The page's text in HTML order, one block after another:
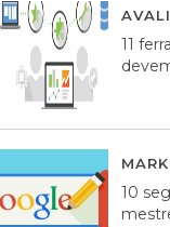
11
10